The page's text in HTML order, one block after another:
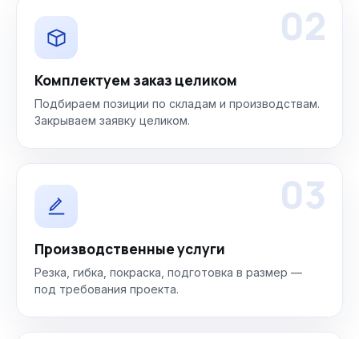
02
Комплектуем заказ целиком
Подбираем позиции по складам и производствам.
Закрываем заявку целиком.
03
Производственные услуги
Резка, гибка, покраска, подготовка в размер —
под требования проекта.